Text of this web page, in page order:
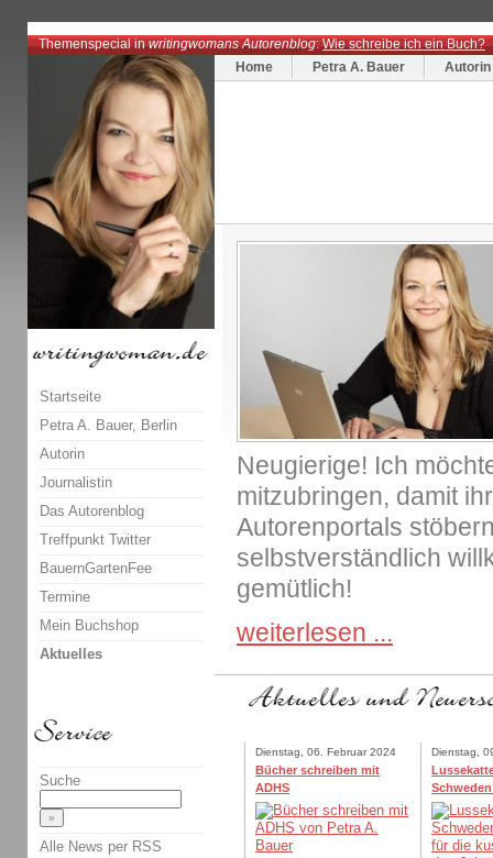
Themenspecial inwritingwomans Autorenblog:Wie schreibe ich ein Buch?
Home
Petra A. Bauer Autorin
Neugierige! Ich
mitzubringen, damit
Autorenportals
selbstverständlich
gemütlich!
weiterlesen ...
Dienstag, 06. Februar 2024
Bücher schreiben mit
ADHS
Dienstag,
Startseite
Petra A. Bauer, Berlin
Autorin
Journalistin
Das Autorenblog
Treffpunkt Twitter
BauernGartenFee
Termine
Mein Buchshop
Aktuelles
Suche
Alle News per RSS